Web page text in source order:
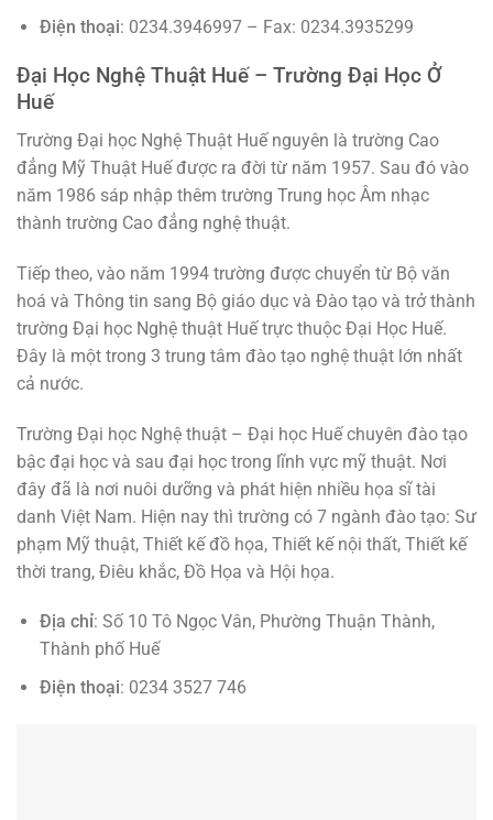
Điện thoại: 0234.3946997 – Fax: 0234.3935299
Đại Học Nghệ Thuật Huế – Trường Đại Học Ở
Huế
Trường Đại học Nghệ Thuật Huế nguyên là trường Cao
đẳng Mỹ Thuật Huế được ra đời từ năm 1957. Sau đó vào
năm 1986 sáp nhập thêm trường Trung học Âm nhạc
thành trường Cao đẳng nghệ thuật.
Tiếp theo, vào năm 1994 trường được chuyển từ Bộ văn
hoá và Thông tin sang Bộ giáo dục và Đào tạo và trở thành
trường Đại học Nghệ thuật Huế trực thuộc Đại Học Huế.
Đây là một trong 3 trung tâm đào tạo nghệ thuật lớn nhất
cả nước.
Trường Đại học Nghệ thuật – Đại học Huế chuyên đào tạo
bậc đại học và sau đại học trong lĩnh vực mỹ thuật. Nơi
đây đã là nơi nuôi dưỡng và phát hiện nhiều họa sĩ tài
danh Việt Nam. Hiện nay thì trường có 7 ngành đào tạo: Sư
phạm Mỹ thuật, Thiết kế đồ họa, Thiết kế nội thất, Thiết kế
thời trang, Điêu khắc, Đồ Họa và Hội họa.
Địa chỉ: Số 10 Tô Ngọc Vân, Phường Thuận Thành,
Thành phố Huế
Điện thoại: 0234 3527 746